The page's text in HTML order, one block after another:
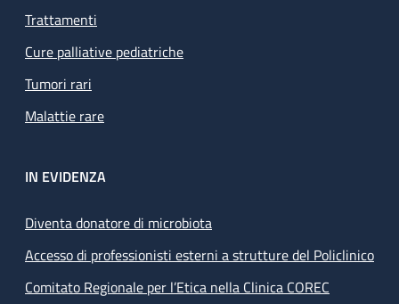
Trattamenti
Cure palliative pediatriche
Tumori rari
Malattie rare
IN EVIDENZA
Diventa donatore di microbiota
Accesso di professionisti esterni a strutture del Policlinico
Comitato Regionale per l’Etica nella Clinica COREC